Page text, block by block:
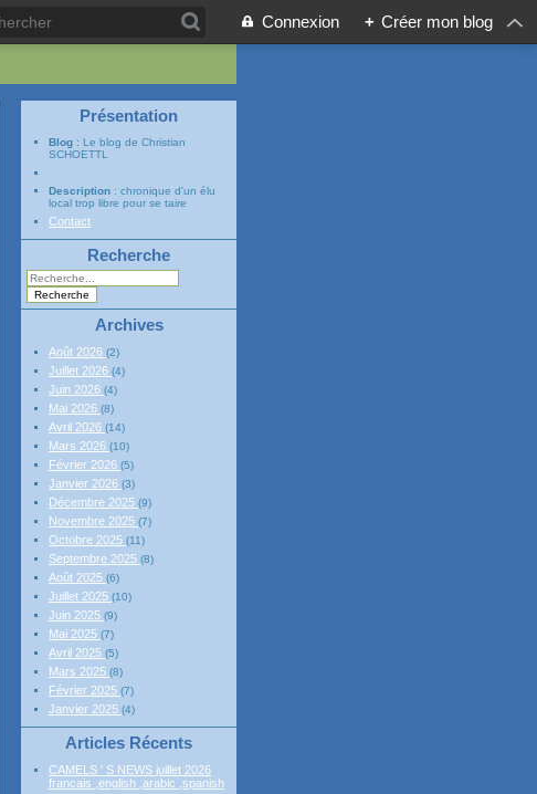
Connexion + Créer mon blog
Présentation
Blog : Le blog de Christian
SCHOETTL
Description : chronique d'un élu
local trop libre pour se taire
Contact
Recherche
Archives
Août 2026 (2)
Juillet 2026 (4)
Juin 2026 (4)
Mai 2026 (8)
Avril 2026 (14)
Mars 2026 (10)
Février 2026 (5)
Janvier 2026 (3)
Décembre 2025 (9)
Novembre 2025 (7)
Octobre 2025 (11)
Septembre 2025 (8)
Août 2025 (6)
Juillet 2025 (10)
Juin 2025 (9)
Mai 2025 (7)
Avril 2025 (5)
Mars 2025 (8)
Février 2025 (7)
Janvier 2025 (4)
Articles Récents
CAMELS ' S NEWS juillet 2026
francais ,english ,arabic ,spanish